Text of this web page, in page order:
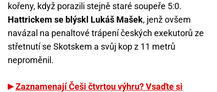
kořeny, když porazili stejně staré soupeře 5:0.
Hattrickem se blýskl Lukáš Mašek, jenž ovšem
navázal na penaltové trápení českých exekutorů ze
střetnutí se Skotskem a svůj kop z 11 metrů
neproměnil.
Zaznamenají Češi čtvrtou výhru? Vsaďte si